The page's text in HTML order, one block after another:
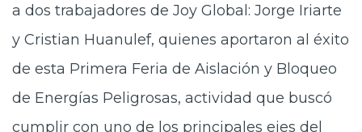
a dos trabajadores de Joy Global: Jorge Iriarte
y Cristian Huanulef, quienes aportaron al éxito
de esta Primera Feria de Aislación y Bloqueo
de Energías Peligrosas, actividad que buscó
cumplir con uno de los principales ejes del